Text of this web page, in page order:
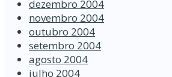
dezembro 2004
novembro 2004
outubro 2004
setembro 2004
agosto 2004
julho 2004